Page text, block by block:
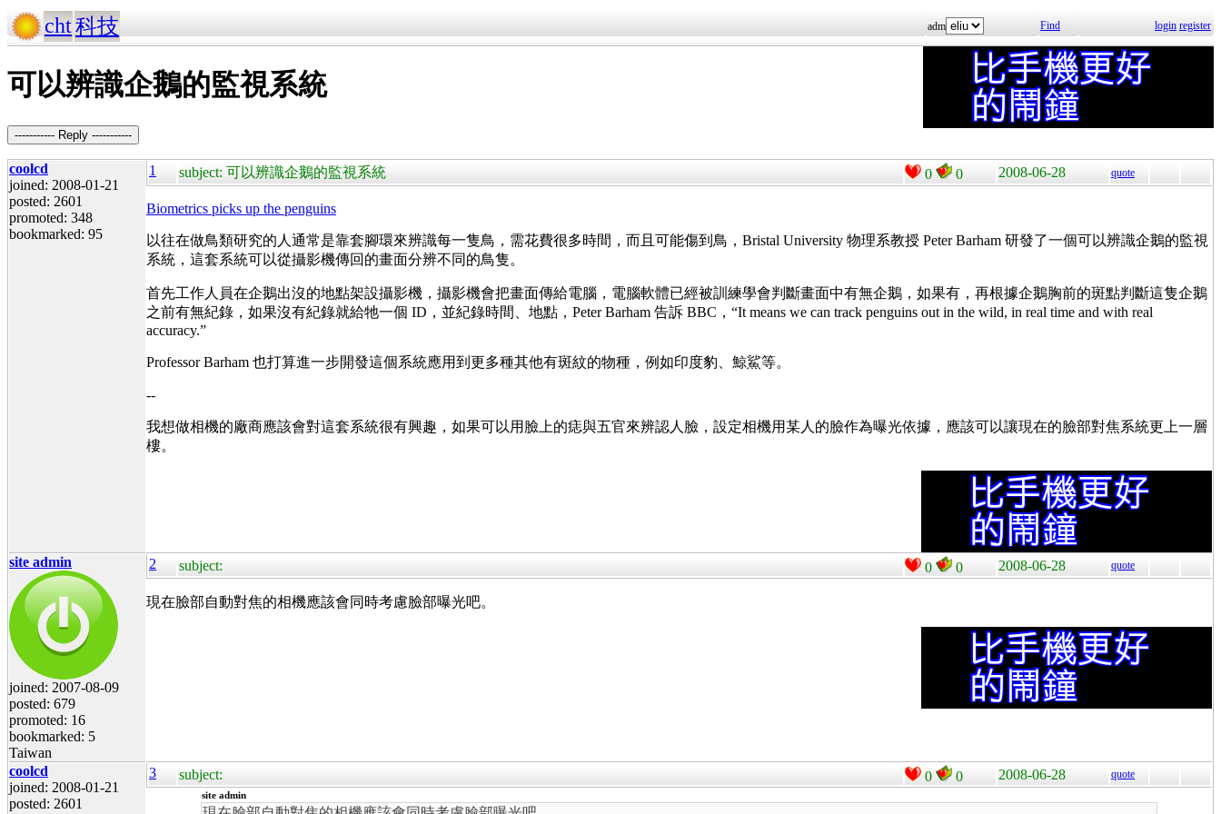
cht科技 adm Find login register
可以辨識企鵝的監視系統
----------- Reply -----------
coolcd
joined: 2008-01-21
posted: 2601
promoted: 348
bookmarked: 95
1 subject: 可以辨識企鵝的監視系統 0 0 2008-06-28 quote
Biometrics picks up the penguins
以往在做鳥類研究的人通常是靠套腳環來辨識每一隻鳥，需花費很多時間，而且可能傷到鳥，Bristal University 物理系教授 Peter Barham 研發了一個可以辨識企鵝的監視
系統，這套系統可以從攝影機傳回的畫面分辨不同的鳥隻。
首先工作人員在企鵝出沒的地點架設攝影機，攝影機會把畫面傳給電腦，電腦軟體已經被訓練學會判斷畫面中有無企鵝，如果有，再根據企鵝胸前的斑點判斷這隻企鵝
之前有無紀錄，如果沒有紀錄就給牠一個 ID，並紀錄時間、地點，Peter Barham 告訴 BBC，“It means we can track penguins out in the wild, in real time and with real
accuracy.”
Professor Barham 也打算進一步開發這個系統應用到更多種其他有斑紋的物種，例如印度豹、鯨鯊等。
--
我想做相機的廠商應該會對這套系統很有興趣，如果可以用臉上的痣與五官來辨認人臉，設定相機用某人的臉作為曝光依據，應該可以讓現在的臉部對焦系統更上一層
樓。
site admin
joined: 2007-08-09
posted: 679
promoted: 16
bookmarked: 5
Taiwan
2 subject: 0 0 2008-06-28 quote
現在臉部自動對焦的相機應該會同時考慮臉部曝光吧。
coolcd
joined: 2008-01-21
posted: 2601
3 subject: 0 0 2008-06-28 quote
site admin